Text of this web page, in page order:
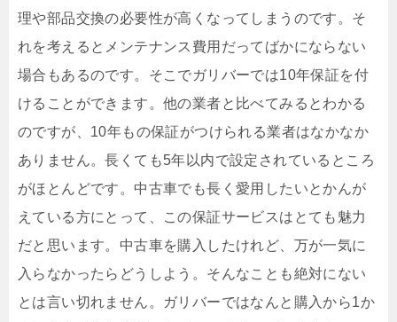
理や部品交換の必要性が高くなってしまうのです。そ
れを考えるとメンテナンス費用だってばかにならない
場合もあるのです。そこでガリバーでは10年保証を付
けることができます。他の業者と比べてみるとわかる
のですが、10年もの保証がつけられる業者はなかなか
ありません。長くても5年以内で設定されているところ
がほとんどです。中古車でも長く愛用したいとかんが
えている方にとって、この保証サービスはとても魅力
だと思います。中古車を購入したけれど、万が一気に
入らなかったらどうしよう。そんなことも絶対にない
とは言い切れません。ガリバーではなんと購入から1か